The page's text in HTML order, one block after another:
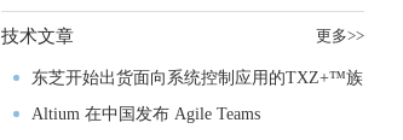
源，赋能高端装备制造
技术文章 更多>>
东芝开始出货面向系统控制应用的TXZ+™族
入门级M4V组
Altium 在中国发布 Agile Teams